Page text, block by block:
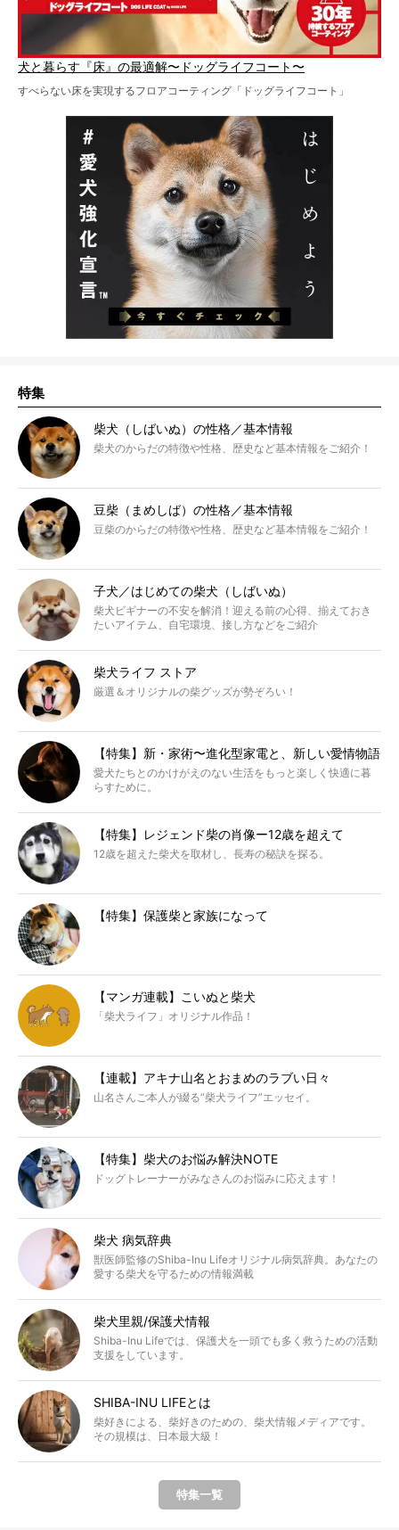
犬と暮らす『床』の最適解〜ドッグライフコート〜
すべらない床を実現するフロアコーティング「ドッグライフコート」
特集
柴犬（しばいぬ）の性格／基本情報
柴犬のからだの特徴や性格、歴史など基本情報をご紹介！
豆柴（まめしば）の性格／基本情報
豆柴のからだの特徴や性格、歴史など基本情報をご紹介！
子犬／はじめての柴犬（しばいぬ）
柴犬ビギナーの不安を解消！迎える前の心得、揃えておき
たいアイテム、自宅環境、接し方などをご紹介
柴犬ライフ ストア
厳選＆オリジナルの柴グッズが勢ぞろい！
【特集】新・家術〜進化型家電と、新しい愛情物語
愛犬たちとのかけがえのない生活をもっと楽しく快適に暮
らすために。
【特集】レジェンド柴の肖像ー12歳を超えて
12歳を超えた柴犬を取材し、長寿の秘訣を探る。
【特集】保護柴と家族になって
【マンガ連載】こいぬと柴犬
「柴犬ライフ」オリジナル作品！
【連載】アキナ山名とおまめのラブい日々
山名さんご本人が綴る“柴犬ライフ”エッセイ。
【特集】柴犬のお悩み解決NOTE
ドッグトレーナーがみなさんのお悩みに応えます！
柴犬 病気辞典
獣医師監修のShiba-Inu Lifeオリジナル病気辞典。あなたの
愛する柴犬を守るための情報満載
柴犬里親/保護犬情報
Shiba-Inu Lifeでは、保護犬を一頭でも多く救うための活動
支援をしています。
SHIBA-INU LIFEとは
柴好きによる、柴好きのための、柴犬情報メディアです。
その規模は、日本最大級！
特集一覧